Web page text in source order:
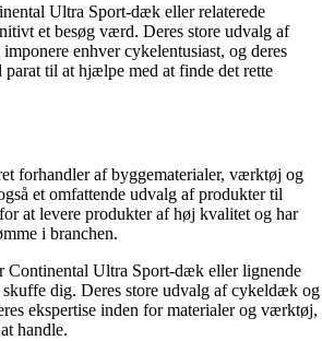
Ultra Sport-dæk eller relaterede
et besøg værd. Deres store udvalg af
enhver cykelentusiast, og deres
parat til at hjælpe med at finde det rette
forhandler af byggematerialer, værktøj og
et omfattende udvalg af produkter til
at levere produkter af høj kvalitet og har
i branchen.
Continental Ultra Sport-dæk eller lignende
dig. Deres store udvalg af cykeldæk og
ekspertise inden for materialer og værktøj,
handle.